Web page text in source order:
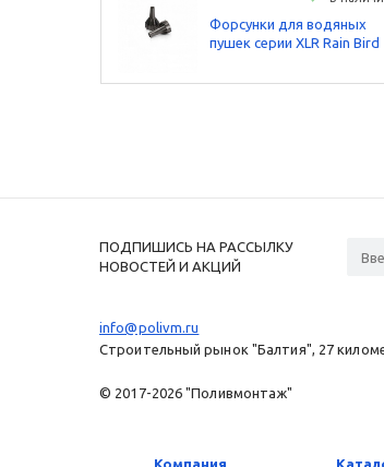
Форсунки для водяных
пушек серии XLR Rain Bird
ПОДПИШИСЬ НА РАССЫЛКУ
НОВОСТЕЙ И АКЦИЙ
info@polivm.ru
Строительный рынок "Балтия", 27
© 2017-2026 "Поливмонтаж"
Компания